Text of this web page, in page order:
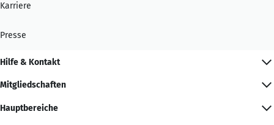
Karriere
Presse
Hilfe & Kontakt
Mitgliedschaften
Hauptbereiche